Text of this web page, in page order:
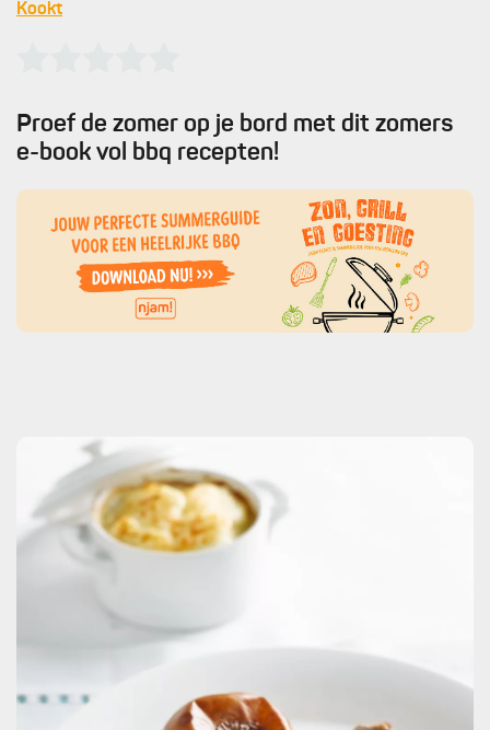
Kookt
Proef de zomer op je bord met dit zomers
e-book vol bbq recepten!